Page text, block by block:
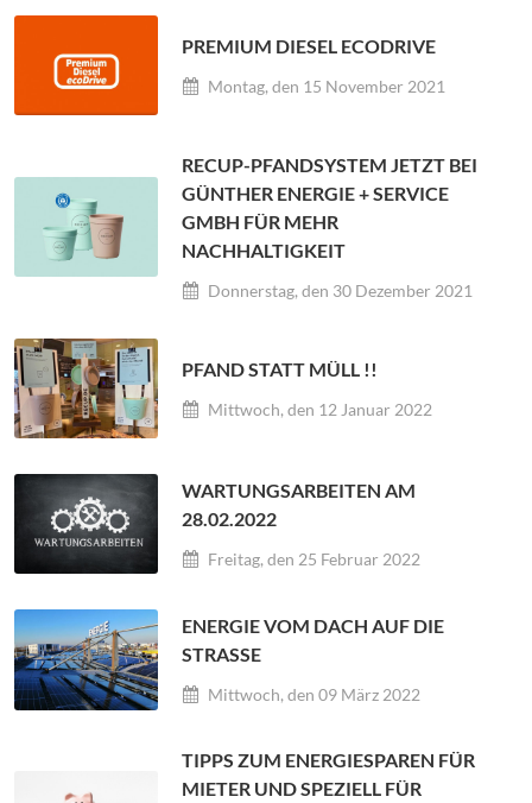
PREMIUM DIESEL ECODRIVE
Montag, den 15 November 2021
RECUP-PFANDSYSTEM JETZT BEI
GÜNTHER ENERGIE + SERVICE
GMBH FÜR MEHR
NACHHALTIGKEIT
Donnerstag, den 30 Dezember 2021
PFAND STATT MÜLL !!
Mittwoch, den 12 Januar 2022
WARTUNGSARBEITEN AM
28.02.2022
Freitag, den 25 Februar 2022
ENERGIE VOM DACH AUF DIE
STRASSE
Mittwoch, den 09 März 2022
TIPPS ZUM ENERGIESPAREN FÜR
MIETER UND SPEZIELL FÜR